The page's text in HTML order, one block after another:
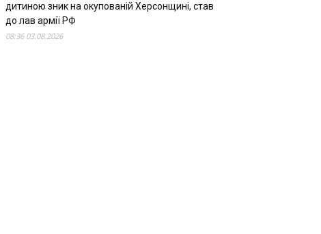
дитиною зник на окупованій Херсонщині, став
до лав армії РФ
08:36 03.08.2026